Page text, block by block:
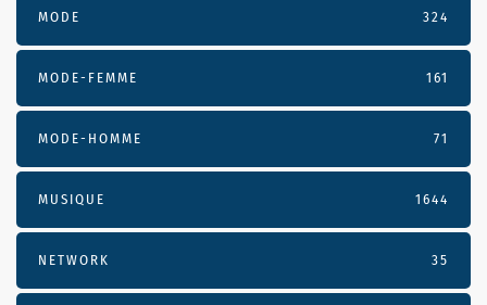
MODE 324
MODE-FEMME 161
MODE-HOMME 71
MUSIQUE 1644
NETWORK 35